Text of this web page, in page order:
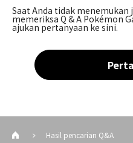
Saat Anda tidak
memeriksa Q & A Pokémon
ajukan pertanyaan ke sini.
Hasil pencarian Q&A